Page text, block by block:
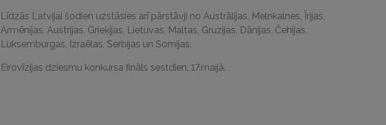
Līdzās Latvijai šodien uzstāsies arī pārstāvji no Austrālijas, Melnkalnes, Īrijas,
Armēnijas, Austrijas, Grieķijas, Lietuvas, Maltas, Gruzijas, Dānijas, Čehijas,
Luksemburgas, Izraēlas, Serbijas un Somijas.
Eirovīzijas dziesmu konkursa fināls sestdien, 17.maijā.